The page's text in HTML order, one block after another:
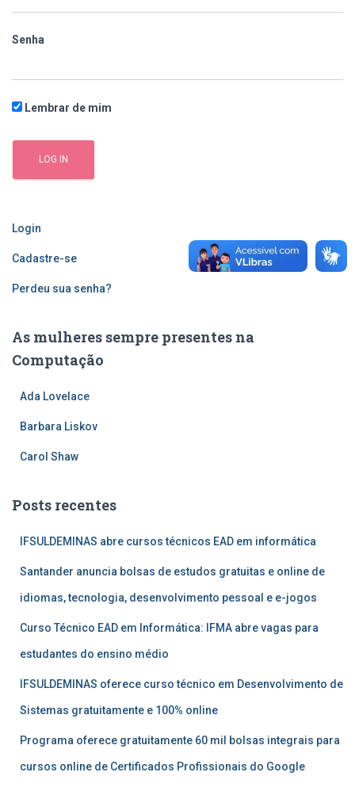
Senha
Lembrar de mim
Login
Cadastre-se
Perdeu sua senha?
As mulheres sempre presentes na
Computação
Ada Lovelace
Barbara Liskov
Carol Shaw
Posts recentes
IFSULDEMINAS abre cursos técnicos EAD em informática
Santander anuncia bolsas de estudos gratuitas e online de
idiomas, tecnologia, desenvolvimento pessoal e e-jogos
Curso Técnico EAD em Informática: IFMA abre vagas para
estudantes do ensino médio
IFSULDEMINAS oferece curso técnico em Desenvolvimento de
Sistemas gratuitamente e 100% online
Programa oferece gratuitamente 60 mil bolsas integrais para
cursos online de Certificados Profissionais do Google